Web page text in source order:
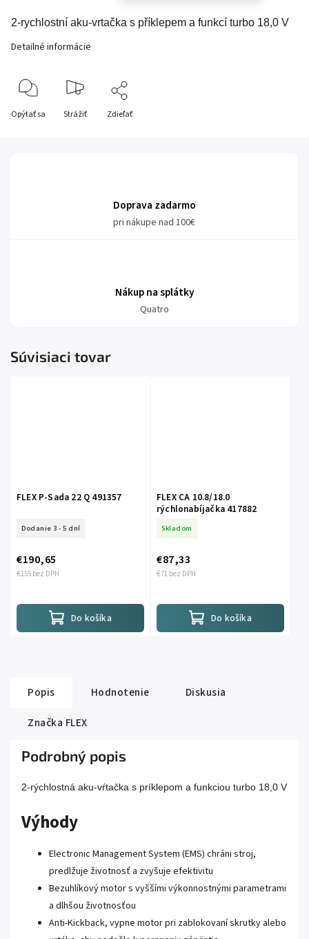
2-rychlostní aku-vrtačka s příklepem a funkcí turbo 18,0 V
Detailné informácie
Opýtať sa Strážiť Zdieľať
Doprava zadarmo
pri nákupe nad 100€
Nákup na splátky
Quatro
Súvisiaci tovar
FLEX P-Sada 22 Q 491357
Dodanie 3 - 5 dní
€155 bez DPH
€190,65
Do košíka
FLEX CA 10.8/18.0
rýchlonabíjačka 417882
Skladom
€71 bez DPH
€87,33
Do košíka
Popis Hodnotenie
Diskusia
Značka FLEX
Podrobný popis
2-rýchlostná aku-vŕtačka s príklepom a funkciou turbo 18,0 V
Výhody
Electronic Management System (EMS) chráni stroj,
predlžuje životnosť a zvyšuje efektivitu
Bezuhlíkový motor s vyššími výkonnostnými parametrami
a dlhšou životnosťou
Anti-Kickback, vypne motor pri zablokovaní skrutky alebo